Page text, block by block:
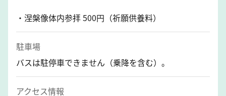
・涅槃像体内参拝 500円（祈願供養料）
駐車場
バスは駐停車できません（乗降を含む）。
アクセス情報